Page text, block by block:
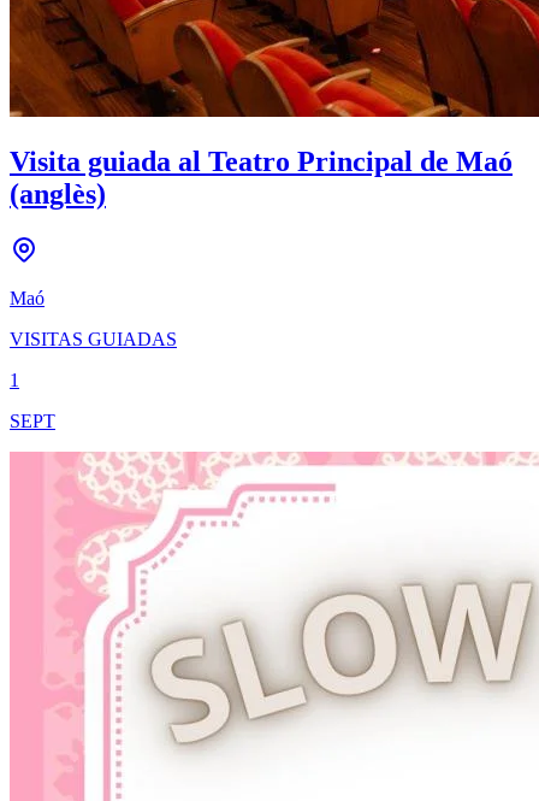
Visita guiada al Teatro Principal de Maó
(anglès)
Maó
VISITAS GUIADAS
1
SEPT